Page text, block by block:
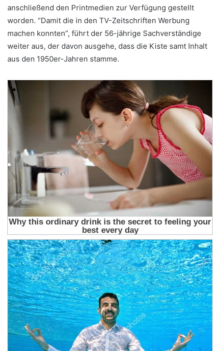
anschließend den Printmedien zur Verfügung gestellt
worden. “Damit die in den TV-Zeitschriften Werbung
machen konnten”, führt der 56-jährige Sachverständige
weiter aus, der davon ausgehe, dass die Kiste samt Inhalt
aus den 1950er-Jahren stamme.